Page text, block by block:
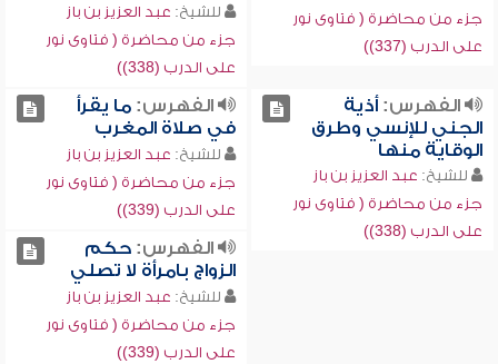
جزء من محاضرة ( فتاوى نور
على الدرب (337))
للشيخ: عبد العزيز بن باز
جزء من محاضرة ( فتاوى نور
على الدرب (338))
الفهرس:أذية
الجني للإنسي وطرق
الوقاية منها
للشيخ: عبد العزيز بن باز
جزء من محاضرة ( فتاوى نور
على الدرب (338))
الفهرس:ما يقرأ
في صلاة المغرب
للشيخ: عبد العزيز بن باز
جزء من محاضرة ( فتاوى نور
على الدرب (339))
الفهرس:حكم
الزواج بامرأة لا تصلي
للشيخ: عبد العزيز بن باز
جزء من محاضرة ( فتاوى نور
على الدرب (339))